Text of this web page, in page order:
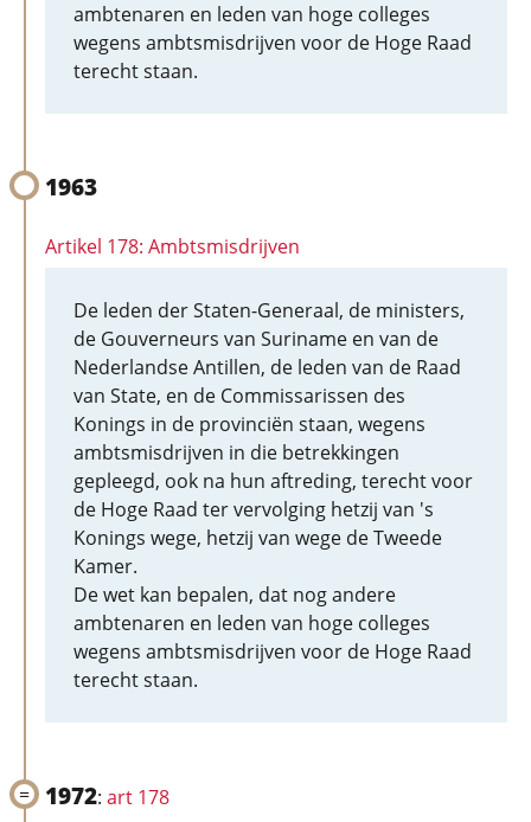
ambtenaren en leden van hoge colleges
wegens ambtsmisdrijven voor de Hoge Raad
terecht staan.
1963
Artikel 178: Ambtsmisdrijven
De leden der Staten-Generaal, de ministers,
de Gouverneurs van Suriname en van de
Nederlandse Antillen, de leden van de Raad
van State, en de Commissarissen des
Konings in de provinciën staan, wegens
ambtsmisdrijven in die betrekkingen
gepleegd, ook na hun aftreding, terecht voor
de Hoge Raad ter vervolging hetzij van 's
Konings wege, hetzij van wege de Tweede
Kamer.
De wet kan bepalen, dat nog andere
ambtenaren en leden van hoge colleges
wegens ambtsmisdrijven voor de Hoge Raad
terecht staan.
1972: art 178